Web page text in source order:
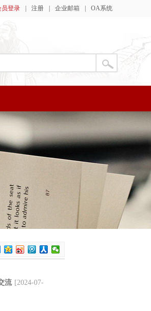
员登录 注册 企业邮箱 OA系统
流 [2024-07-